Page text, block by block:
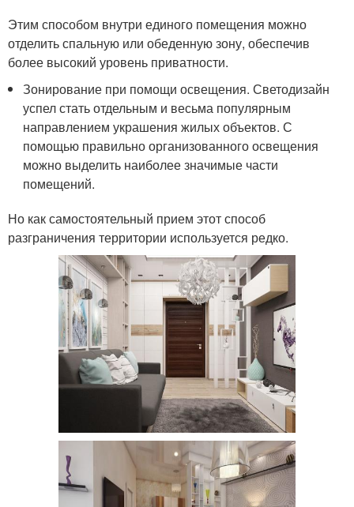
Этим способом внутри единого помещения можно
отделить спальную или обеденную зону, обеспечив
более высокий уровень приватности.
Зонирование при помощи освещения. Светодизайн
успел стать отдельным и весьма популярным
направлением украшения жилых объектов. С
помощью правильно организованного освещения
можно выделить наиболее значимые части
помещений.
Но как самостоятельный прием этот способ
разграничения территории используется редко.